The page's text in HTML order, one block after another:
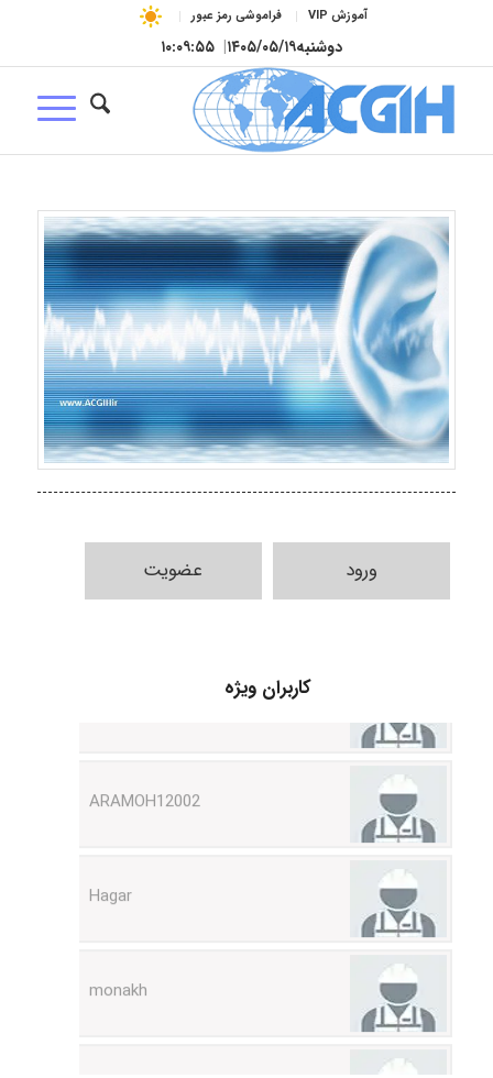
آموزش VIP فراموشی رمز عبور
دوشنبه۱۴۰۵/۰۵/۱۹| ۱۰:۰۹:۵۵
ورود عضویت
کاربران ویژه